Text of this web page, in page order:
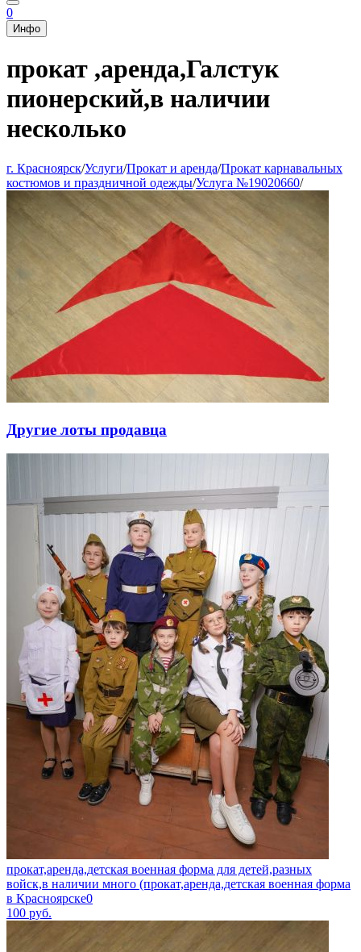
0
Инфо
прокат ,аренда,Галстук
пионерский,в наличии
несколько
г. Красноярск/Услуги/Прокат и аренда/Прокат карнавальных
костюмов и праздничной одежды/Услуга №19020660/
Другие лоты продавца
прокат,аренда,детская военная форма для детей,разных
войск,в наличии много (прокат,аренда,детская военная форма
в Красноярске0
100 руб.